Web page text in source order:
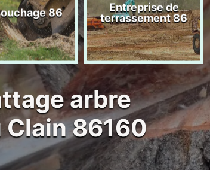
86
Entreprise de
terrassement 86
arbre
Clain 86160